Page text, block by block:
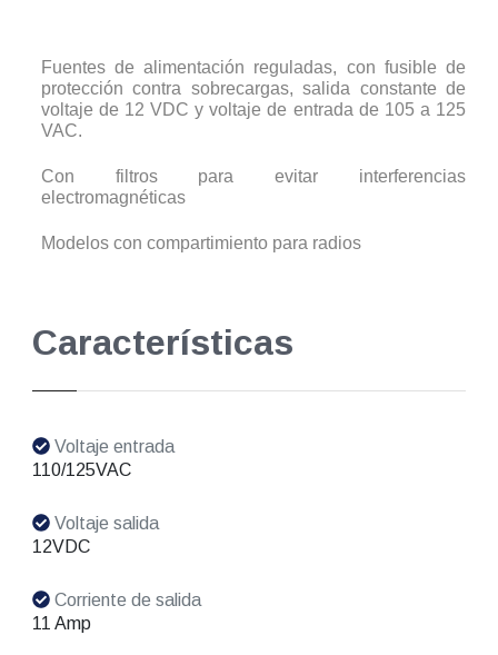
Fuentes de alimentación reguladas, con fusible de
protección contra sobrecargas, salida constante de
voltaje de 12 VDC y voltaje de entrada de 105 a 125
VAC.
Con filtros para evitar interferencias
electromagnéticas
Modelos con compartimiento para radios
Características
Voltaje entrada
110/125VAC
Voltaje salida
12VDC
Corriente de salida
11 Amp